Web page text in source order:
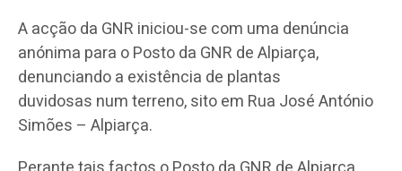
A acção da GNR iniciou-se com uma denúncia
anónima para o Posto da GNR de Alpiarça,
denunciando a existência de plantas
duvidosas num terreno, sito em Rua José António
Simões – Alpiarça.